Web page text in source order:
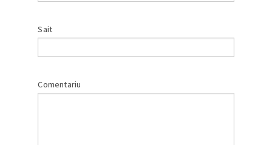
Sait
Comentariu